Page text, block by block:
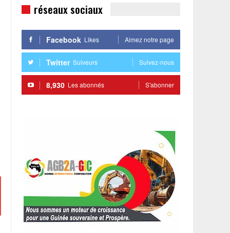
réseaux sociaux
Facebook Likes Aimez notre page
Twitter Suiveurs Suivez-nous
8,930 Les abonnés S'abonner